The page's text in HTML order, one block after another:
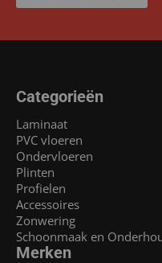
Categorieën
Laminaat
PVC vloeren
Ondervloeren
Plinten
Profielen
Accessoires
Zonwering
Schoonmaak en
Merken